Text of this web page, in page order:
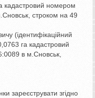
кадастровий номером
строком на 49
(ідентифікаційний
га кадастровий
в м.Сновськ,
зареєструвати згідно